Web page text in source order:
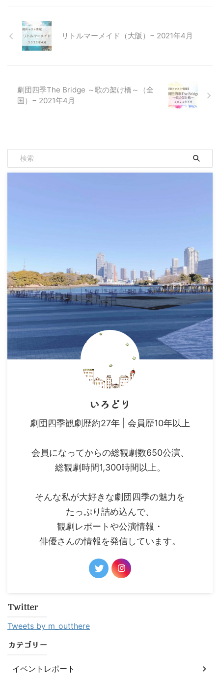
リトルマーメイド（大阪）− 2021年4月
劇団四季The Bridge ～歌の架け橋～（全
国）− 2021年4月
いろどり
劇団四季観劇歴約27年 | 会員歴10年以上
会員になってからの総観劇数650公演、
総観劇時間1,300時間以上。
そんな私が大好きな劇団四季の魅力を
たっぷり詰め込んで、
観劇レポートや公演情報・
俳優さんの情報を発信しています。
Twitter
Tweets by m_outthere
カテゴリー
イベントレポート